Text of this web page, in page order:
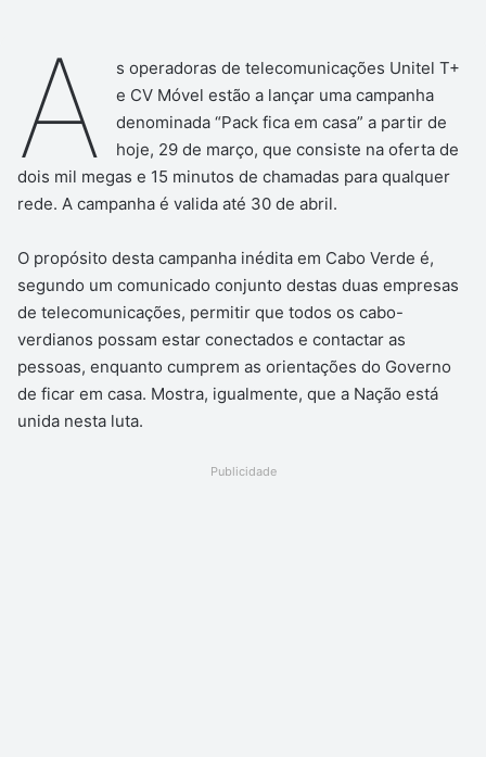
A
s operadoras de telecomunicações Unitel T+
e CV Móvel estão a lançar uma campanha
denominada “Pack fica em casa” a partir de
hoje, 29 de março, que consiste na oferta de
dois mil megas e 15 minutos de chamadas para qualquer
rede. A campanha é valida até 30 de abril.
O propósito desta campanha inédita em Cabo Verde é,
segundo um comunicado conjunto destas duas empresas
de telecomunicações, permitir que todos os cabo-
verdianos possam estar conectados e contactar as
pessoas, enquanto cumprem as orientações do Governo
de ficar em casa. Mostra, igualmente, que a Nação está
unida nesta luta.
Publicidade